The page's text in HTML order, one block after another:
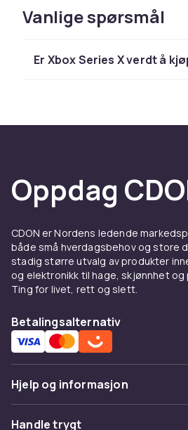
Series S er det kompakte
med 1440p-grafikk og lavere
Microsoft har investert
økosystemet via oppkjøp av
Studios har over 20
eksklusivt innhold. Xbox
til hundrevis av spill for en
gang og spille det på både
ekstra kostnader. Fremgang
deles mellom plattformene.
Gaming via Game Pass
streame Xbox-spill til
nettlesere. Hos CDON finner
opplevelse til gode priser.
konkurransedyktige priser
og trygg handel.
Microsoft har de siste årene
Vanlige spørsmål
Er Xbox Series X verdt å
Oppdag
CDON er Nordens ledende
både små hverdagsbehov og store
stadig større utvalg av produkter
og elektronikk til hage, skjønnhet
Ting for livet, rett og slett.
Betalingsalternativ
Hjelp og informasjon
Vanlige spørsmål
Handle trygt